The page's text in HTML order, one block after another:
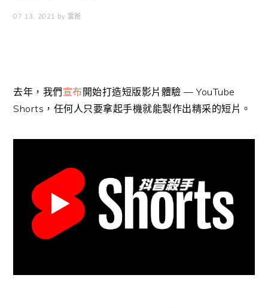
07 13, 2021 by 雲爸
去年，我們 宣布 開始打造短版影片體驗 — YouTube
Shorts，任何人只要拿起手機就能製作出精采的短片。